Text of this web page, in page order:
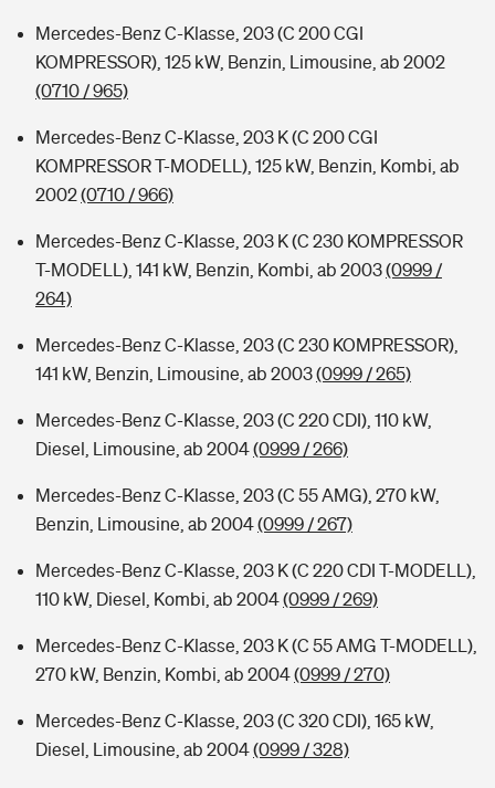
Mercedes-Benz C-Klasse, 203 (C 200 CGI
KOMPRESSOR), 125 kW, Benzin, Limousine, ab 2002
(0710 / 965)
Mercedes-Benz C-Klasse, 203 K (C 200 CGI
KOMPRESSOR T-MODELL), 125 kW, Benzin, Kombi, ab
2002(0710 / 966)
Mercedes-Benz C-Klasse, 203 K (C 230 KOMPRESSOR
T-MODELL), 141 kW, Benzin, Kombi, ab 2003(0999 /
264)
Mercedes-Benz C-Klasse, 203 (C 230 KOMPRESSOR),
141 kW, Benzin, Limousine, ab 2003(0999 / 265)
Mercedes-Benz C-Klasse, 203 (C 220 CDI), 110 kW,
Diesel, Limousine, ab 2004(0999 / 266)
Mercedes-Benz C-Klasse, 203 (C 55 AMG), 270 kW,
Benzin, Limousine, ab 2004(0999 / 267)
Mercedes-Benz C-Klasse, 203 K (C 220 CDI T-MODELL),
110 kW, Diesel, Kombi, ab 2004(0999 / 269)
Mercedes-Benz C-Klasse, 203 K (C 55 AMG T-MODELL),
270 kW, Benzin, Kombi, ab 2004(0999 / 270)
Mercedes-Benz C-Klasse, 203 (C 320 CDI), 165 kW,
Diesel, Limousine, ab 2004(0999 / 328)